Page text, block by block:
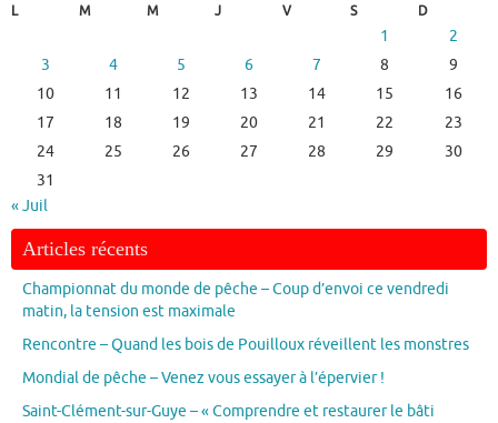
L
M M J V S D
1
2
3
4 5 6 7 8
9
10
11 12 13 14 15
16
17
18 19 20 21 22
23
24
25 26 27 28 29
30
31
« Juil
Articles récents
Championnat du monde de pêche – Coup d’envoi ce vendredi
matin, la tension est maximale
Rencontre – Quand les bois de Pouilloux réveillent les monstres
Mondial de pêche – Venez vous essayer à l’épervier !
Saint-Clément-sur-Guye – « Comprendre et restaurer le bâti